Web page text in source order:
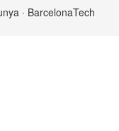
· BarcelonaTech